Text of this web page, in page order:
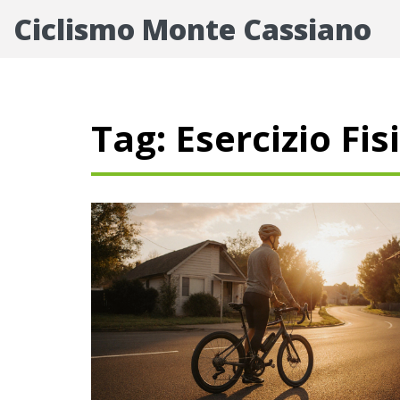
Ciclismo Monte Cassiano
Tag: Esercizio